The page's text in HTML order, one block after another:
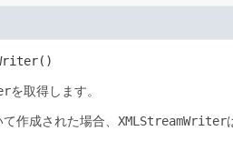
()
を取得します。
作成された場合、 XMLStreamWriter